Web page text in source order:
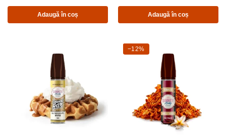
Adaugă în coș Adaugă în coș
-12%
−12%